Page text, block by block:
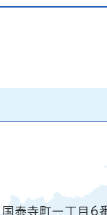
国泰寺町一丁目6